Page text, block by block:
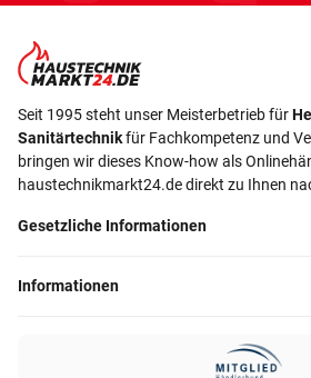
Seit 1995 steht unser Meisterbetrieb für
Sanitärtechnikfür Fachkompetenz und
bringen wir dieses Know-how als
haustechnikmarkt24.de direkt zu Ihnen
Gesetzliche Informationen
Informationen